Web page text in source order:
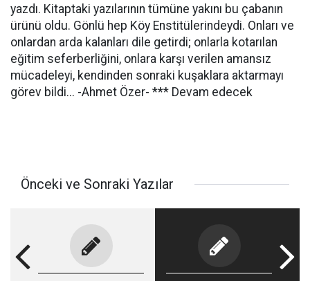
yazdı. Kitaptaki yazılarının tümüne yakını bu çabanın
ürünü oldu. Gönlü hep Köy Enstitülerindeydi. Onları ve
onlardan arda kalanları dile getirdi; onlarla kotarılan
eğitim seferberliğini, onlara karşı verilen amansız
mücadeleyi, kendinden sonraki kuşaklara aktarmayı
görev bildi... -Ahmet Özer- *** Devam edecek
Önceki ve Sonraki Yazılar